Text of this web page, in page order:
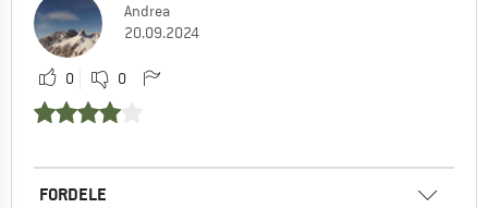
Andrea
20.09.2024
0 0
FORDELE